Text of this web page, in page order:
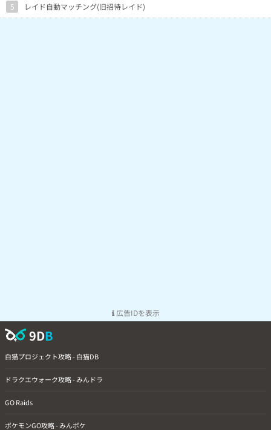
5 レイド自動マッチング(旧招待レイド)
広告IDを表示
9DB
白猫プロジェクト攻略 - 白猫DB
ドラクエウォーク攻略 - みんドラ
GO Raids
ポケモンGO攻略 - みんポケ